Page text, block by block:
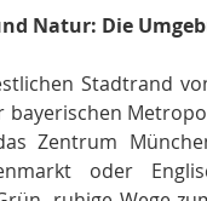
Natur: Die
Stadtrand
bayerischen
Zentrum
oder